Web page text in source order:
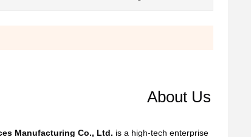
About Us
Manufacturing Co., Ltd. is a high-tech enterprise